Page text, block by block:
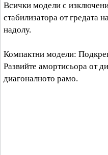
Всички модели с
стабилизатора от гредата
надолу.
Компактни модели:
Развийте амортисьора от
диагоналното рамо.